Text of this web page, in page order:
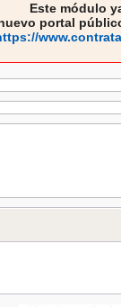
Este módulo
portal